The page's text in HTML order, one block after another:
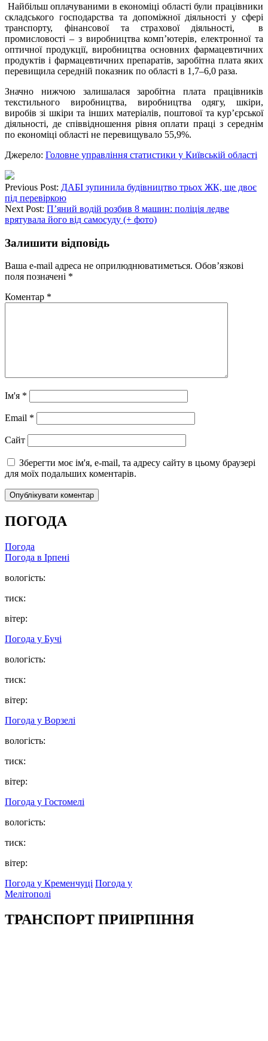
Найбільш оплачуваними в економіці області були працівники
складського господарства та допоміжної діяльності у сфері
транспорту, фінансової та страхової діяльності, в
промисловості – з виробництва комп’ютерів, електронної та
оптичної продукції, виробництва основних фармацевтичних
продуктів і фармацевтичних препаратів, заробітна плата яких
перевищила середній показник по області в 1,7–6,0 раза.
Значно нижчою залишалася заробітна плата працівників
текстильного виробництва, виробництва одягу, шкіри,
виробів зі шкіри та інших матеріалів, поштової та кур’єрської
діяльності, де співвідношення рівня оплати праці з середнім
по економіці області не перевищувало 55,9%.
Джерело: Головне управління статистики у Київській області
Previous Post: ДАБІ зупинила будівництво трьох ЖК, ще двоє
під перевіркою
Next Post: П’яний водій розбив 8 машин: поліція ледве
врятувала його від самосуду (+ фото)
Залишити відповідь
Ваша e-mail адреса не оприлюднюватиметься. Обов’язкові
поля позначені *
Коментар *
Ім'я *
Email *
Сайт
Зберегти моє ім'я, e-mail, та адресу сайту в цьому браузері
для моїх подальших коментарів.
ПОГОДА
Погода
Погода в Ірпені
вологість:
тиск:
вітер:
Погода у Бучі
вологість:
тиск:
вітер:
Погода у Ворзелі
вологість:
тиск:
вітер:
Погода у Гостомелі
вологість:
тиск:
вітер:
Погода у Кременчуці Погода у
Мелітополі
ТРАНСПОРТ ПРИІРПІННЯ